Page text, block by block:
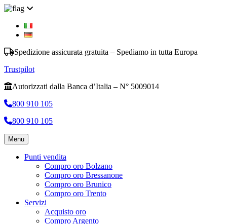
Spedizione assicurata gratuita – Spediamo in tutta Europa
Trustpilot
Autorizzati dalla Banca d’Italia – N° 5009014
800 910 105
800 910 105
Menu
Punti vendita
Compro oro Bolzano
Compro oro Bressanone
Compro oro Brunico
Compro oro Trento
Servizi
Acquisto oro
Compro Argento